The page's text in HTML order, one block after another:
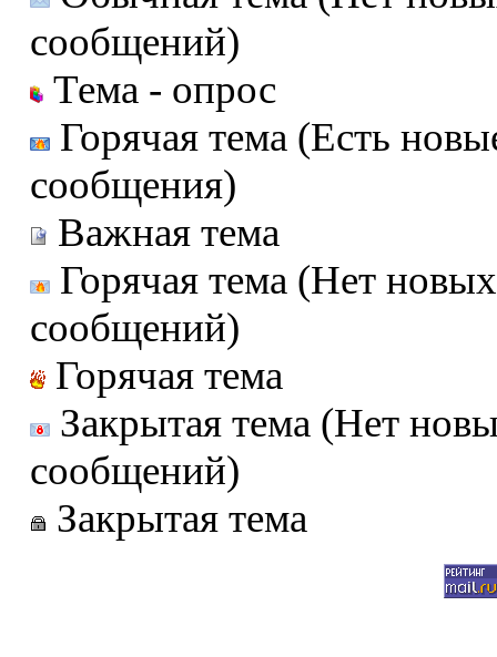
сообщений)
Тема - опрос
Горячая тема (Есть
сообщения)
Важная тема
Горячая тема (Нет новых
сообщений)
Горячая тема
Закрытая тема (Нет
сообщений)
Закрытая тема